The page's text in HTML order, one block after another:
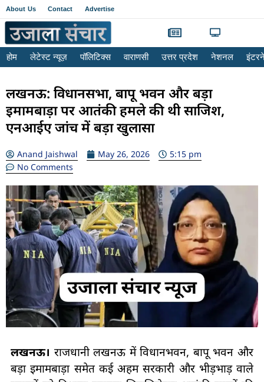
About Us Contact Advertise
होम लेटेस्ट न्यूज़ पॉलिटिक्स वाराणसी उत्तर प्रदेश नेशनल
लखनऊ: विधानसभा, बापू भवन और बड़ा
इमामबाड़ा पर आतंकी हमले की थी साजिश,
एनआईए जांच में बड़ा खुलासा
Anand Jaishwal May 26, 2026
5:15 pm
No Comments
लखनऊ। राजधानी लखनऊ में विधानभवन, बापू भवन और
बड़ा इमामबाड़ा समेत कई अहम सरकारी और भीड़भाड़ वाले